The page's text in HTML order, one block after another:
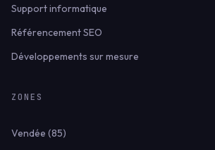
Support informatique
Référencement SEO
Développements sur mesure
ZONES
Vendée (85)